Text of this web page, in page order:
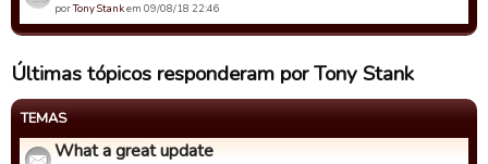
porTony Stankem 09/08/18 22:46
Últimas tópicos responderam por Tony Stank
TEMAS
What a great update